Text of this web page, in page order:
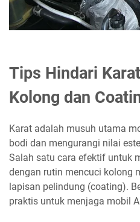
Tips Hindari
Kolong dan
Karat adalah musuh utama
bodi dan mengurangi nilai
Salah satu cara efektif untuk
dengan rutin mencuci kolong
lapisan pelindung (coating).
praktis untuk menjaga mobil